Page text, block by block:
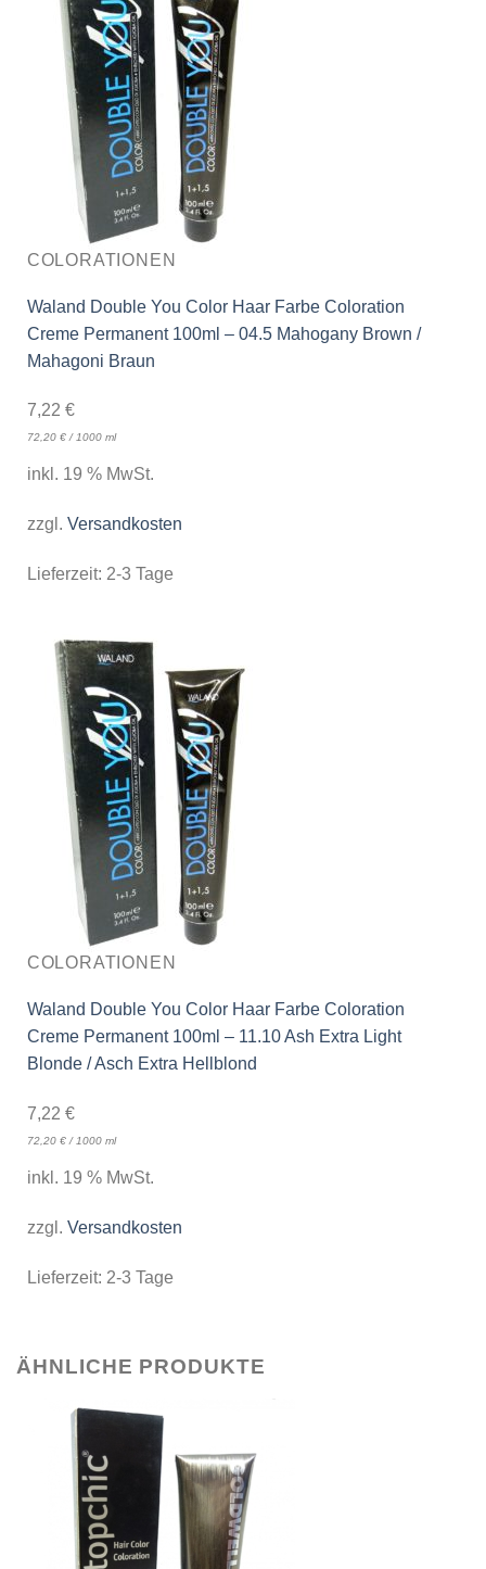
COLORATIONEN
Waland Double You Color Haar Farbe Coloration
Creme Permanent 100ml – 04.5 Mahogany Brown /
Mahagoni Braun
7,22 €
72,20 €/1000 ml
inkl. 19 % MwSt.
zzgl. Versandkosten
Lieferzeit: 2-3 Tage
COLORATIONEN
Waland Double You Color Haar Farbe Coloration
Creme Permanent 100ml – 11.10 Ash Extra Light
Blonde / Asch Extra Hellblond
7,22 €
72,20 €/ 1000 ml
inkl. 19 % MwSt.
zzgl. Versandkosten
Lieferzeit: 2-3 Tage
ÄHNLICHE PRODUKTE